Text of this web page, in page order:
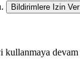
Bildirimlere Izin Ver